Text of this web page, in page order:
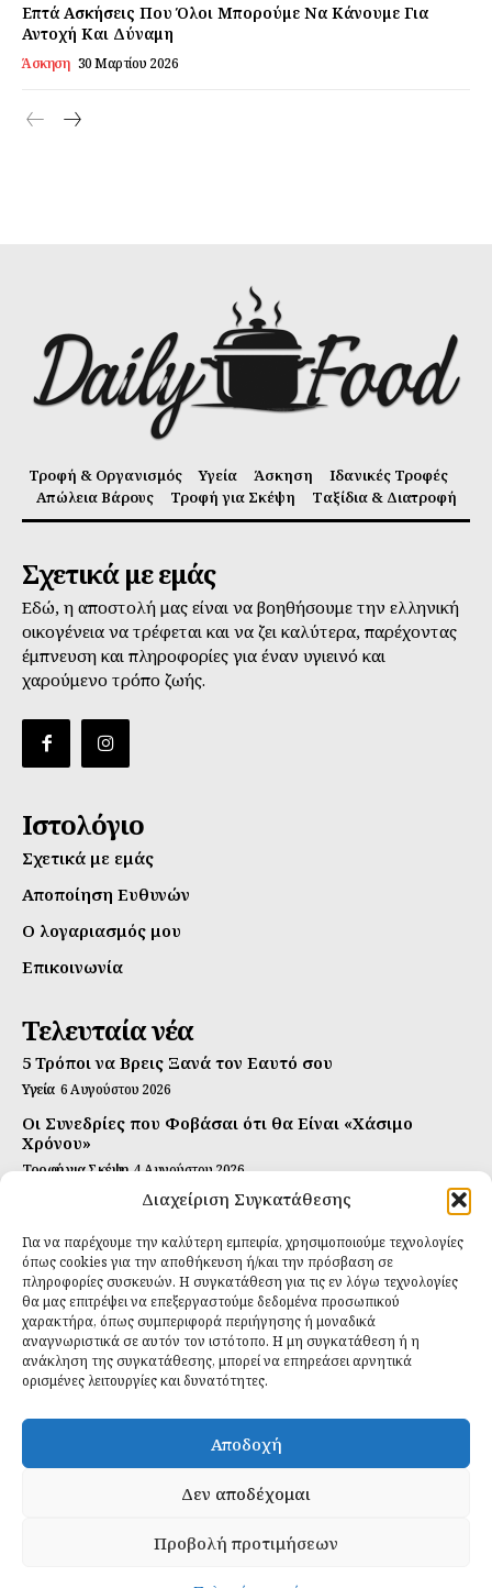
Διαχείριση Συγκατάθεσης
Για να παρέχουμε την καλύτερη εμπειρία, χρησιμοποιούμε τεχνολογίες
όπως cookies για την αποθήκευση ή/και την πρόσβαση σε
πληροφορίες συσκευών. Η συγκατάθεση για τις εν λόγω τεχνολογίες
θα μας επιτρέψει να επεξεργαστούμε δεδομένα προσωπικού
χαρακτήρα, όπως συμπεριφορά περιήγησης ή μοναδικά
αναγνωριστικά σε αυτόν τον ιστότοπο. Η μη συγκατάθεση ή η
ανάκληση της συγκατάθεσης, μπορεί να επηρεάσει αρνητικά
ορισμένες λειτουργίες και δυνατότητες.
Αποδοχή
Δεν αποδέχομαι
Προβολή προτιμήσεων
Επτά Ασκήσεις Που Όλοι Μπορούμε Να Κάνουμε Για
Αντοχή Και Δύναμη
Άσκηση 30 Μαρτίου 2026
Τροφή & Οργανισμός Υγεία Άσκηση
Ιδανικές Τροφές
Απώλεια Βάρους
Τροφή για Σκέψη Ταξίδια & Διατροφή
Σχετικά με εμάς
Εδώ, η αποστολή μας είναι να βοηθήσουμε την ελληνική
οικογένεια να τρέφεται και να ζει καλύτερα, παρέχοντας
έμπνευση και πληροφορίες για έναν υγιεινό και
χαρούμενο τρόπο ζωής.
Ιστολόγιο
Σχετικά με εμάς
Αποποίηση Ευθυνών
Ο λογαριασμός μου
Επικοινωνία
Τελευταία νέα
5 Τρόποι να Βρεις Ξανά τον Εαυτό σου
Υγεία 6 Αυγούστου 2026
Οι Συνεδρίες που Φοβάσαι ότι θα Είναι «Χάσιμο
Χρόνου»
Τροφή για Σκέψη 4 Αυγούστου 2026
Αυτή Είναι η Συνταγή για Τέλεια Κομπούτσα
Ιδανικές Τροφές 26 Ιουλίου 2026
Εγγραφείτε
ΕΓΓΡΑΦΉ
Έχω διαβάσει και δέχομαι τηνπολιτική απορρήτου